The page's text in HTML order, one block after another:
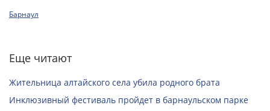
Барнаул
Еще читают
Жительница алтайского села убила родного брата
Инклюзивный фестиваль пройдет в барнаульском парке